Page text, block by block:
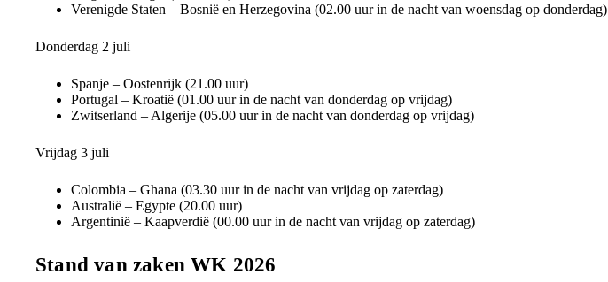
Verenigde Staten – Bosnië en Herzegovina (02.00 uur in de nacht van woensdag op donderdag)
Donderdag 2 juli
Spanje – Oostenrijk (21.00 uur)
Portugal – Kroatië (01.00 uur in de nacht van donderdag op vrijdag)
Zwitserland – Algerije (05.00 uur in de nacht van donderdag op vrijdag)
Vrijdag 3 juli
Colombia – Ghana (03.30 uur in de nacht van vrijdag op zaterdag)
Australië – Egypte (20.00 uur)
Argentinië – Kaapverdië (00.00 uur in de nacht van vrijdag op zaterdag)
Stand van zaken WK 2026